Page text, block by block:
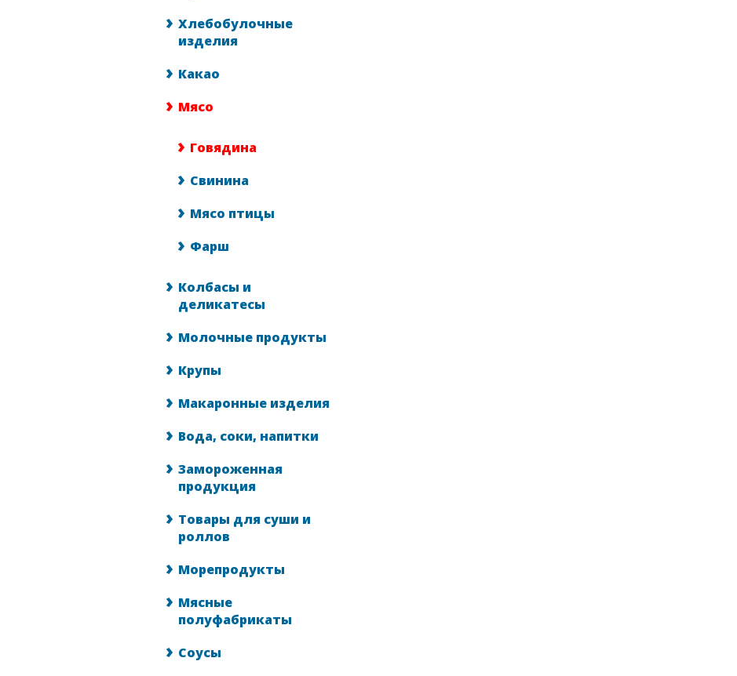
Хлебобулочные
изделия
Какао
Мясо
Говядина
Свинина
Мясо птицы
Фарш
Колбасы и
деликатесы
Молочные продукты
Крупы
Макаронные изделия
Вода, соки, напитки
Замороженная
продукция
Товары для суши и
роллов
Морепродукты
Мясные
полуфабрикаты
Соусы